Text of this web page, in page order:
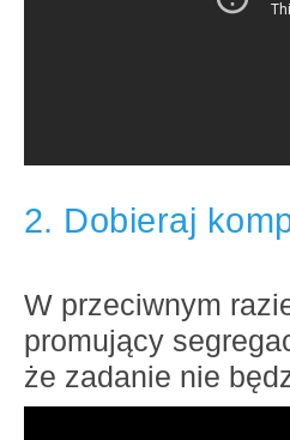
2. Dobieraj
W przeciwnym
promujący
że zadanie nie